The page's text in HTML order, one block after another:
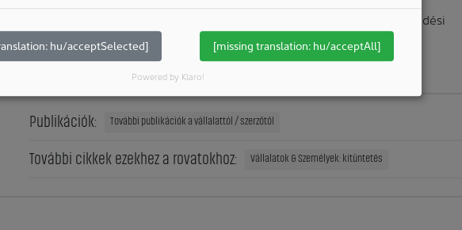
működés nem egyedi kezdeményezés, hanem a globális növekedési
célokkal, mérhető mutatókkal és a folyamatos fejlődés iránti
generációi számára.
Publikációk: További publikációk a vállalattól / szerzőtől
További cikkek ezekhez a rovatokhoz: Vállalatok & Személyek: kitüntetés
hu/acceptSelected] [missing translation: hu/acceptAll]
Powered by Klaro!